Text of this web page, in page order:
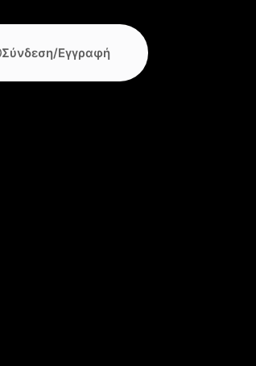
Σύνδεση/Εγγραφή